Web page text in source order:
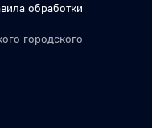
обработки
городского